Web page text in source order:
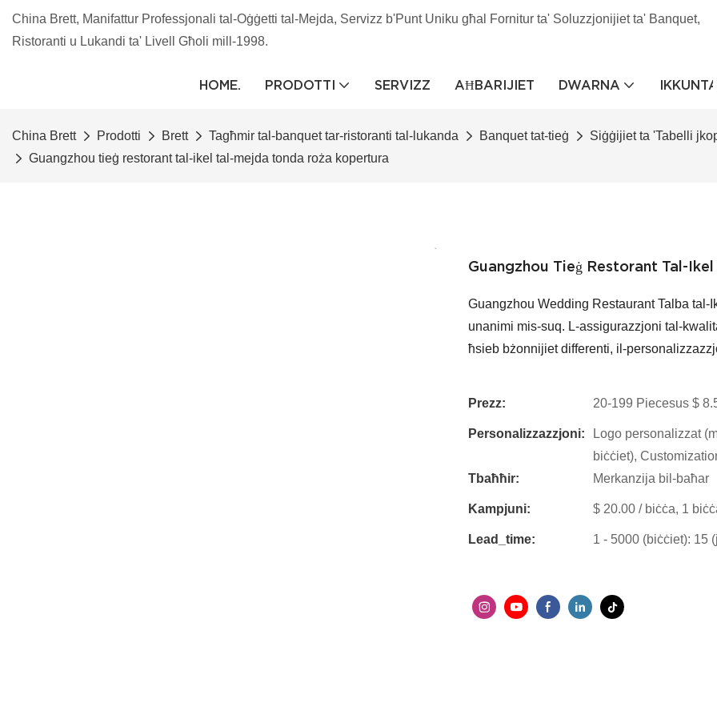
China Brett, Manifattur Professjonali tal-Oġġetti tal-Mejda, Servizz b'Punt Uniku għal Fornitur ta' Soluzzjonijiet ta' Banquet,
Ristoranti u Lukandi ta' Livell Għoli mill-1998.
HOME. PRODOTTI SERVIZZ AĦBARIJIET DWARNA
China Brett Prodotti Brett Tagħmir tal-banquet tar-ristoranti tal-lukanda Banquet tat-tieġ
Siġġijiet ta 'Tabelli
Guangzhou tieġ restorant tal-ikel tal-mejda tonda roża kopertura
Guangzhou Tieġ Restorant Tal-
Guangzhou Wedding Restaurant Talba
unanimi mis-suq. L-assigurazzjoni tal-
ħsieb bżonnijiet differenti, il-
Prezz: 20-199 Piecesus $
Personalizzazzjoni:
Logo personalizzat
biċċiet),
Tbaħħir:
Merkanzija bil-baħar
Kampjuni: $ 20.00 / biċċa, 1
Lead_time: 1 - 5000 (biċċiet): 15